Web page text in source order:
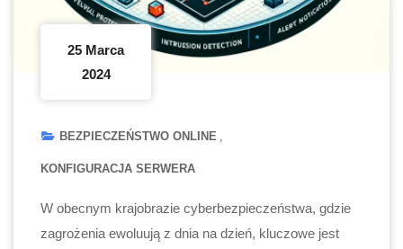
25 Marca
2024
BEZPIECZEŃSTWO ONLINE
KONFIGURACJA SERWERA
W obecnym krajobrazie cyberbezpieczeństwa, gdzie
zagrożenia ewoluują z dnia na dzień, kluczowe jest